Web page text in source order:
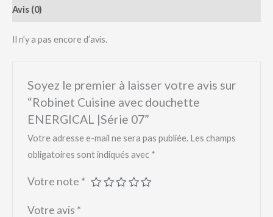
Avis (0)
Il n’y a pas encore d’avis.
Soyez le premier à laisser votre avis sur
“Robinet Cuisine avec douchette
ENERGICAL |Série 07”
Votre adresse e-mail ne sera pas publiée. Les champs
obligatoires sont indiqués avec *
Votre note *
Votre avis *